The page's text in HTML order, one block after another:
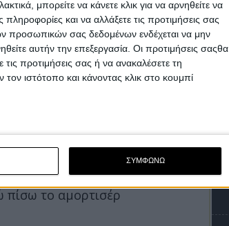
μπορείτε να κάνετε κλικ για να αρνηθείτε να
και να αλλάξετε τις προτιμήσεις σας
προσωπικών σας δεδομένων ενδέχεται να μην
αυτήν την επεξεργασία. Οι προτιμήσεις σαςθα
προτιμήσεις σας ή να ανακαλέσετε τη
ιστότοπο και κάνοντας κλικ στο κουμπί
ΣΥΜΦΩΝΩ
Hydraulic
πίσω το αμορτισέρ